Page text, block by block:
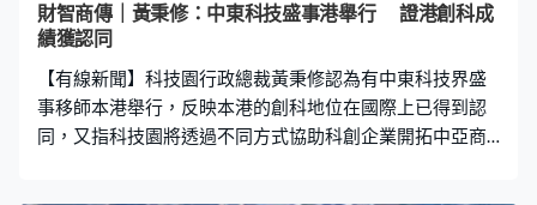
財智商傳｜黃秉修：中東科技盛事港舉行 證港創科成
績獲認同
【有線新聞】科技園行政總裁黃秉修認為有中東科技界盛
事移師本港舉行，反映本港的創科地位在國際上已得到認
同，又指科技園將透過不同方式協助科創企業開拓中亞商